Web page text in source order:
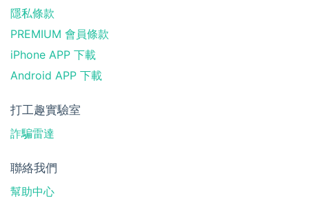
隱私條款
PREMIUM 會員條款
iPhone APP 下載
Android APP 下載
打工趣實驗室
詐騙雷達
聯絡我們
幫助中心